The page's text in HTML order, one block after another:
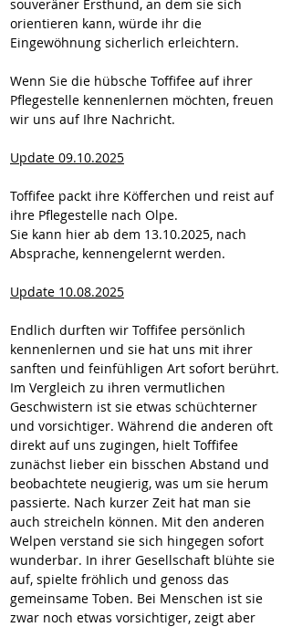
souveräner Ersthund, an dem sie sich
orientieren kann, würde ihr die
Eingewöhnung sicherlich erleichtern.
Wenn Sie die hübsche Toffifee auf ihrer
Pflegestelle kennenlernen möchten, freuen
wir uns auf Ihre Nachricht.
Update 09.10.2025
Toffifee packt ihre Köfferchen und reist auf
ihre Pflegestelle nach Olpe.
Sie kann hier ab dem 13.10.2025, nach
Absprache, kennengelernt werden.
Update 10.08.2025
Endlich durften wir Toffifee persönlich
kennenlernen und sie hat uns mit ihrer
sanften und feinfühligen Art sofort berührt.
Im Vergleich zu ihren vermutlichen
Geschwistern ist sie etwas schüchterner
und vorsichtiger. Während die anderen oft
direkt auf uns zugingen, hielt Toffifee
zunächst lieber ein bisschen Abstand und
beobachtete neugierig, was um sie herum
passierte. Nach kurzer Zeit hat man sie
auch streicheln können. Mit den anderen
Welpen verstand sie sich hingegen sofort
wunderbar. In ihrer Gesellschaft blühte sie
auf, spielte fröhlich und genoss das
gemeinsame Toben. Bei Menschen ist sie
zwar noch etwas vorsichtiger, zeigt aber